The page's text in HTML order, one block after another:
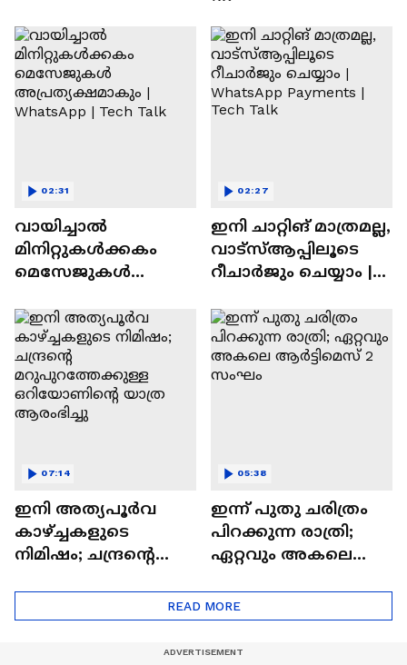
വായിച്ചാൽ
മിനിറ്റുകൾക്കകം
മെസേജുകള്‍
WhatsApp | Tech Talk
02:31
ഇനി ചാറ്റിങ് മാത്രമല്ല,
വാട്‌സ്‌ആപ്പിലൂടെ
റീചാർജും ചെയ്യാം |
Tech Talk
02:27
ഇനി അത്യപൂര്‍വ
കാഴ്ച്ചകളുടെ
നിമിഷം; ചന്ദ്രന്റെ
ഒറിയോണിന്റെ യാത്ര
ആരംഭിച്ചു
07:14
ഇന്ന് പുതു ചരിത്രം
പിറക്കുന്ന രാത്രി;
ഏറ്റവും അകലെ
05:38
READ MORE